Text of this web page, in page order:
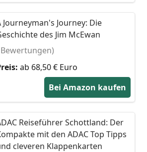
Journeyman's Journey: Die
des Jim McEwan
ab 68,50 € Euro
Bei Amazon kaufen
Reiseführer Schottland: Der
mit den ADAC Top Tipps
cleveren Klappenkarten